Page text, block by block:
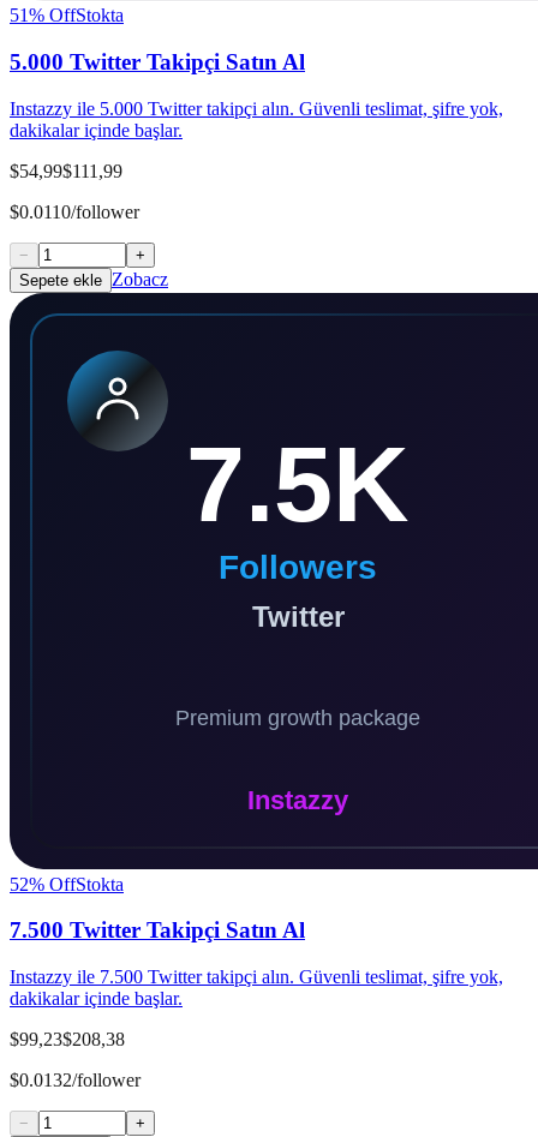
51% OffStokta
5.000 Twitter Takipçi Satın Al
Instazzy ile 5.000 Twitter takipçi alın. Güvenli teslimat, şifre yok,
dakikalar içinde başlar.
$54,99$111,99
$0.0110/follower
−
+
Sepete ekle Zobacz
52% OffStokta
7.500 Twitter Takipçi Satın Al
Instazzy ile 7.500 Twitter takipçi alın. Güvenli teslimat, şifre yok,
dakikalar içinde başlar.
$99,23$208,38
$0.0132/follower
− +